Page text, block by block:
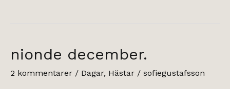
nionde december.
2 kommentarer / Dagar, Hästar / sofiegustafsson